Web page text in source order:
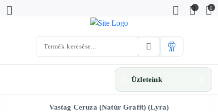
0
AI
Üzleteink
Vastag Ceruza (natúr Grafit) (Lyra)